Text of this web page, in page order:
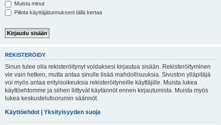
Muista minut
Piilota käyttäjätunnukseni tällä kertaa
REKISTERÖIDY
Sinun tulee olla rekisteröitynyt voidaksesi kirjautua sisään. Rekisteröityminen
vie vain hetken, mutta antaa sinulle lisää mahdollisuuksia. Sivuston ylläpitäjä
voi myös antaa erityisoikeuksia rekisteröityneille käyttäjille. Muista lukea
käyttöehtomme ja siihen liittyvät käytännöt ennen kirjautumista. Muista myös
lukea keskustelufoorumin säännöt.
Käyttöehdot | Yksityisyyden suoja